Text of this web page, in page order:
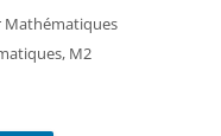
Mathématiques
M2